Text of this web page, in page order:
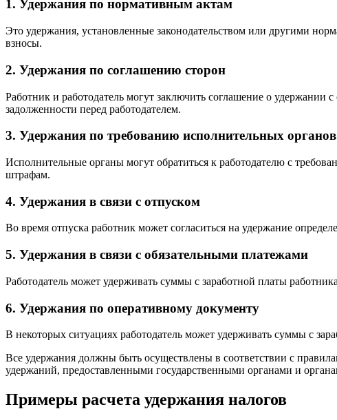
1. Удержания по нормативным актам
Это удержания, установленные законодательством или другими
взносы.
2. Удержания по соглашению сторон
Работник и работодатель могут заключить соглашение о
задолженности перед работодателем.
3. Удержания по требованию исполнительных органов
Исполнительные органы могут обратиться к работодателю с
штрафам.
4. Удержания в связи с отпуском
Во время отпуска работник может согласиться на удержание
5. Удержания в связи с обязательными платежами
Работодатель может удерживать суммы с заработной платы
6. Удержания по оперативному документу
В некоторых ситуациях работодатель может удерживать суммы с
Все удержания должны быть осуществлены в соответствии с
удержаний, предоставленными государственными органами и
Примеры расчета удержания налогов